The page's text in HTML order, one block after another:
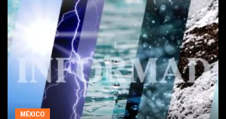
MÉXICO